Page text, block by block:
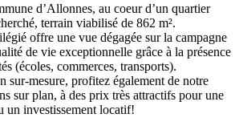
d’Allonnes, au coeur d’un quartier
terrain viabilisé de 862 m².
offre une vue dégagée sur la campagne
de vie exceptionnelle grâce à la présence
(écoles, commerces, transports).
sur-mesure, profitez également de notre
sur plan, à des prix très attractifs pour une
un investissement locatif!